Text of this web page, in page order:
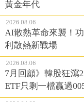
黃金年代
2026.08.06
AI散熱革命來襲！
利散熱新戰場
2026.08.06
7月回顧》韓股狂瀉
ETF只剩一檔贏過